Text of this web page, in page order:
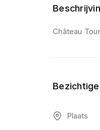
Château
Plaats